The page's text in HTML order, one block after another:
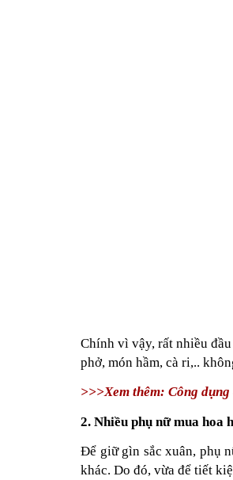
Chính vì vậy, rất nhiều
phở, món hầm, cà ri,..
>>>Xem thêm: Công
2. Nhiều phụ nữ mua hoa
Để giữ gìn sắc xuân, phụ
khác. Do đó, vừa để tiết